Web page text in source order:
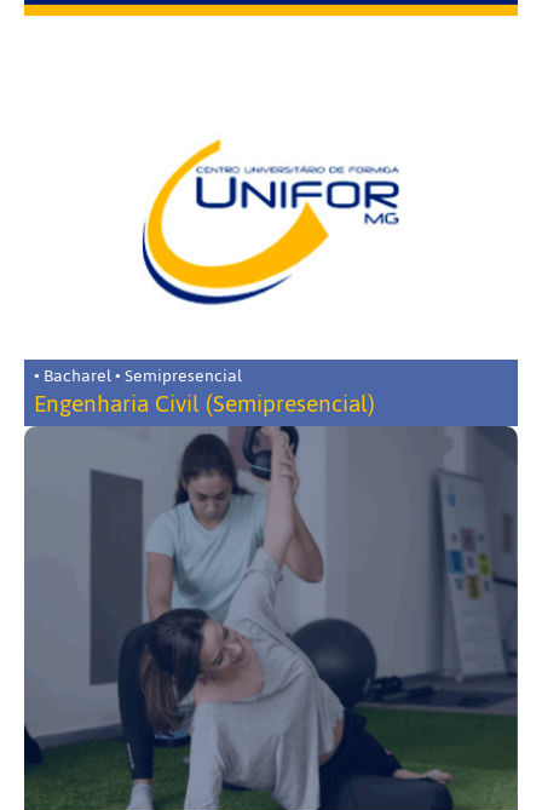
• Bacharel • Semipresencial
Engenharia Civil (Semipresencial)